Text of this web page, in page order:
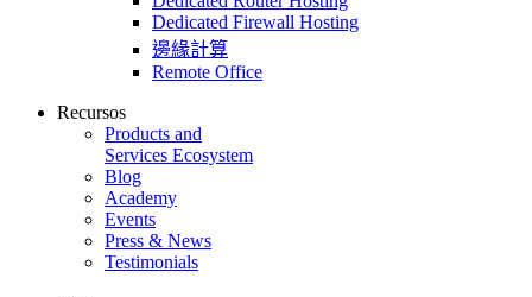
Dedicated Firewall Hosting
邊緣計算
Remote Office
Recursos
Products and
Services Ecosystem
Blog
Academy
Events
Press & News
Testimonials